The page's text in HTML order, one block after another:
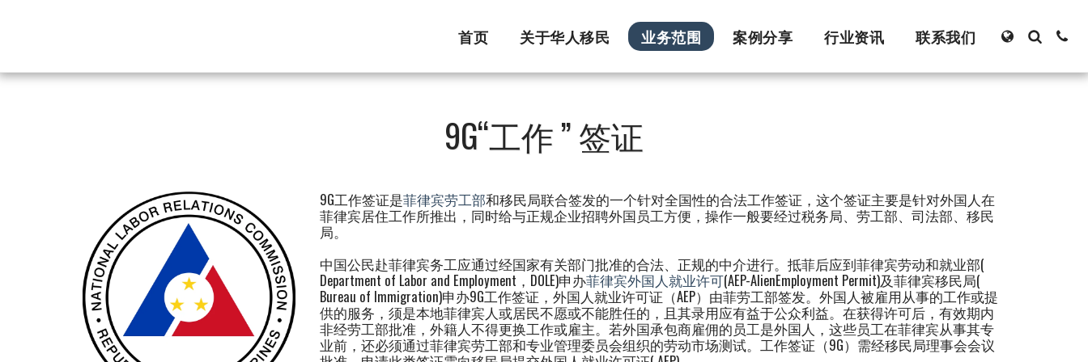
首页 关于华人移民 业务范围 案例分享 行业资讯 联系我们
9G“工作 ” 签证
9G工作签证是菲律宾劳工部和移民局联合签发的一个针对全国性的合法工作签证，这个签证主要是针对外国人在
菲律宾居住工作所推出，同时给与正规企业招聘外国员工方便，操作一般要经过税务局、劳工部、司法部、移民
局。
中国公民赴菲律宾务工应通过经国家有关部门批准的合法、正规的中介进行。抵菲后应到菲律宾劳动和就业部(
Department of Labor and Employment，DOLE)申办菲律宾外国人就业许可(AEP-AlienEmployment Permit)及菲律宾移民局(
Bureau of Immigration)申办9G工作签证，外国人就业许可证（AEP）由菲劳工部签发。外国人被雇用从事的工作或提
供的服务，须是本地菲律宾人或居民不愿或不能胜任的，且其录用应有益于公众利益。在获得许可后，有效期内
非经劳工部批准，外籍人不得更换工作或雇主。若外国承包商雇佣的员工是外国人，这些员工在菲律宾从事其专
业前，还必须通过菲律宾劳工部和专业管理委员会组织的劳动市场测试。工作签证（9G）需经移民局理事会会议